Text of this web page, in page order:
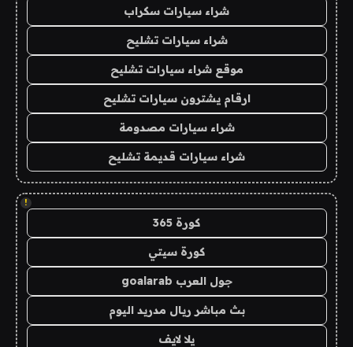
شراء سيارات سكراب
شراء سيارات تشليح
موقع شراء سيارات تشليح
ارقام يشترون سيارات تشليح
شراء سيارات مصدومة
شراء سيارات قديمة تشليح
!
كورة 365
كورة سيتي
جول العرب goalarab
بث مباشر ريال مدريد اليوم
يلا لايف